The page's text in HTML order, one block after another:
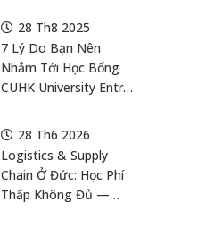
= 1 Đoạn” Để Không
Bị Hụt Thời Gian
28 Th8 2025
7 Lý Do Bạn Nên
Nhắm Tới Học Bổng
CUHK University Entry
28 Th6 2026
Logistics & Supply
Chain Ở Đức: Học Phí
Thấp Không Đủ —